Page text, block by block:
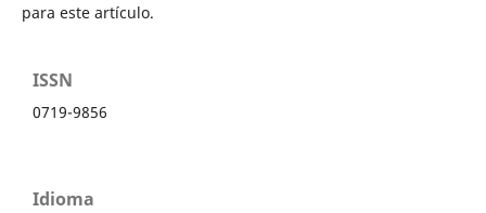
para este artículo.
ISSN
0719-9856
Idioma